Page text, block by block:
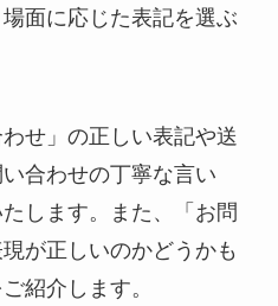
面に応じた表記を選ぶ
せ」の正しい表記や送
合わせの丁寧な言い
します。また、「お問
が正しいのかどうかも
紹介します。